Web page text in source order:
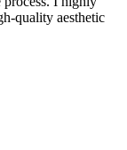
quality aesthetic